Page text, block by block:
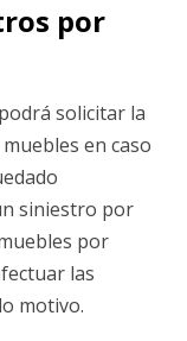
por
solicitar la
en caso
siniestro por
por
las
motivo.